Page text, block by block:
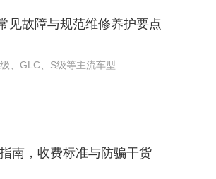
见故障与规范维修养护要点
、GLC、S级等主流车型
南，收费标准与防骗干货